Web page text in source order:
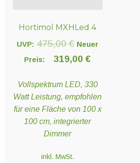
Saatgut
Ernte und Verarbeitung
Gartengeräte
Sonstiges
Hortimol MXHLed 4
UVP: 475,00€ Ursprünglicher
Preis
475,00 €
Neuer
Preis:
319,00€Aktueller
ist:
319,00 €.
Vollspektrum LED, 330
Watt Leistung, empfohlen
für eine Fläche von 100 x
100 cm, integrierter
Dimmer
inkl. MwSt.